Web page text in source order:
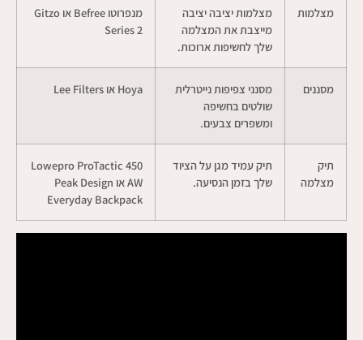
מצלמות
מצלמות יציבה יציבה
מייצבת את המצלמה
שלך לחשיפות ארוכות.
מנפרוטו Befree או Gitzo
Series 2
מסננים
מסנני צפיפות נייטרלית
שולטים בחשיפה
ומשפרים צבעים.
Hoya או Lee Filters
תיק
מצלמה
תיק עמיד מגן על הציוד
שלך בזמן הנסיעה.
Lowepro ProTactic 450
AW או Peak Design
Everyday Backpack